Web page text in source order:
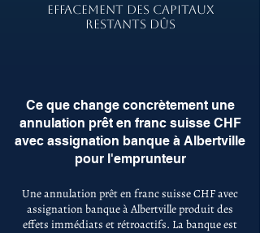
EFFACEMENT DES CAPITAUX
RESTANTS DÛS
Ce que change concrètement une
annulation prêt en franc suisse CHF
avec assignation banque à Albertville
pour l'emprunteur
Une annulation prêt en franc suisse CHF avec
assignation banque à Albertville produit des
effets immédiats et rétroactifs. La banque est